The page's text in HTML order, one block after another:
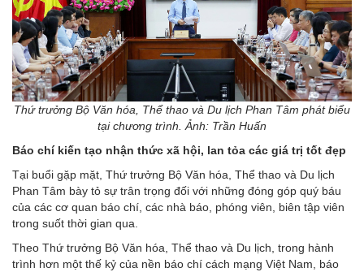
Thứ trưởng Bộ Văn hóa, Thể thao và Du lịch Phan Tâm phát biểu
tại chương trình. Ảnh: Trần Huấn
Báo chí kiến tạo nhận thức xã hội, lan tỏa các giá trị tốt đẹp
Tại buổi gặp mặt, Thứ trưởng Bộ Văn hóa, Thể thao và Du lịch
Phan Tâm bày tỏ sự trân trọng đối với những đóng góp quý báu
của các cơ quan báo chí, các nhà báo, phóng viên, biên tập viên
trong suốt thời gian qua.
Theo Thứ trưởng Bộ Văn hóa, Thể thao và Du lịch, trong hành
trình hơn một thế kỷ của nền báo chí cách mạng Việt Nam, báo